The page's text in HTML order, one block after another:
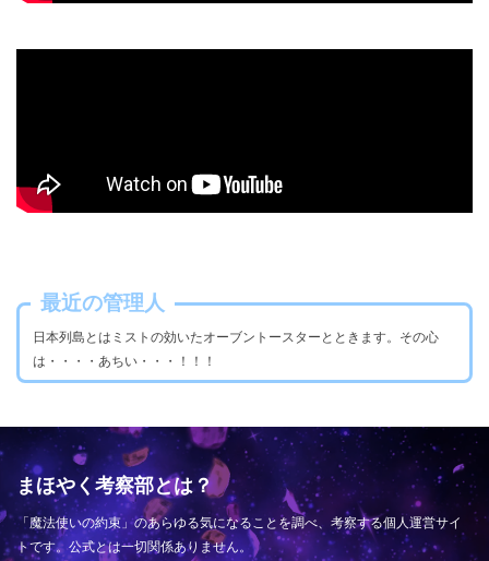
最近の管理人
日本列島とはミストの効いたオーブントースターとときます。その心
は・・・・あちい・・・！！！
まほやく考察部とは？
「魔法使いの約束」のあらゆる気になることを調べ、考察する個人運営サイ
トです。公式とは一切関係ありません。